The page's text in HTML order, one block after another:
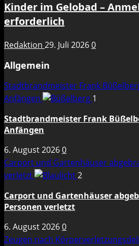
Kinder im Gelobad –
erforderlich
Redaktion 29. Juli 20260
Allgemein
Stadtbrandmeister Frank
Anfängen
1
Stadtbrandmeister Frank
Anfängen
6. August 20260
Carport und Gartenhäuser
verletzt
2
Carport und Gartenhäuser
Personen verletzt
6. August 20260
Zeugen nach